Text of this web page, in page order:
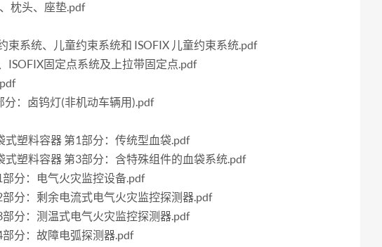
枕头、座垫.pdf
束系统、儿童约束系统和 ISOFIX 儿童约束系统.pdf
ISOFIX固定点系统及上拉带固定点.pdf
分：卤钨灯(非机动车辆用).pdf
塑料容器 第1部分：传统型血袋.pdf
塑料容器 第3部分：含特殊组件的血袋系统.pdf
分：电气火灾监控设备.pdf
分：剩余电流式电气火灾监控探测器.pdf
分：测温式电气火灾监控探测器.pdf
分：故障电弧探测器.pdf